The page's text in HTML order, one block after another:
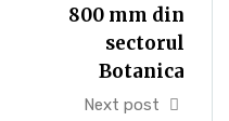
800 mm din
sectorul
Botanica
Next post